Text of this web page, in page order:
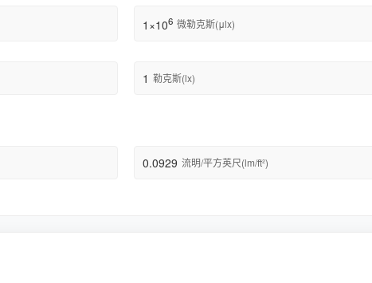
1×106 微勒克斯(μlx)
1 勒克斯(lx)
0.0929 流明/平方英尺(lm/ft²)